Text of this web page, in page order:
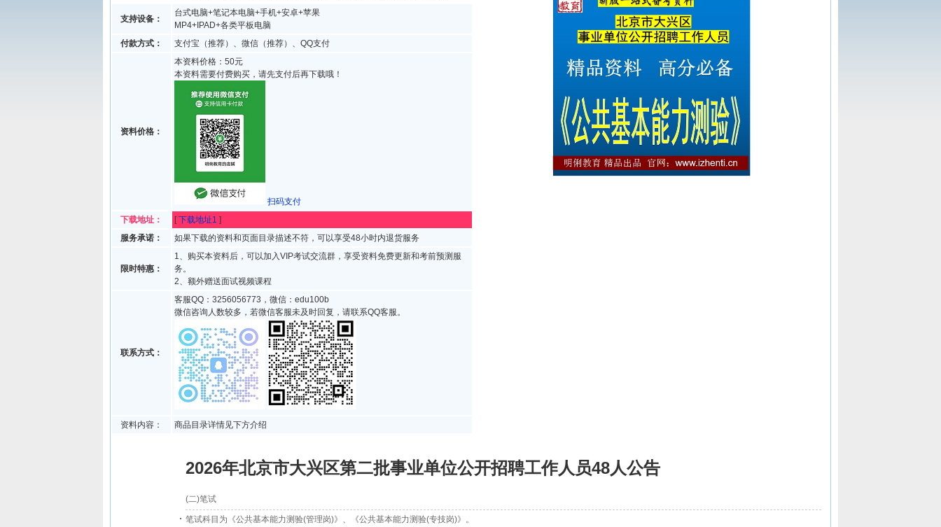
支持设备：
台式电脑+笔记本电脑+手机+安卓+苹果
MP4+IPAD+各类平板电脑
付款方式：
支付宝（推荐）、微信（推荐）、QQ支付
资料价格：
本资料价格：50元
本资料需要付费购买，请先支付后再下载哦！
扫码支付
下载地址：
[下载地址1 ]
服务承诺：
如果下载的资料和页面目录描述不符，可以享受48小时内退货服务
限时特惠：
1、购买本资料后，可以加入VIP考试交流群，享受资料免费更新和考前预测服
务。
2、额外赠送面试视频课程
联系方式：
客服QQ：3256056773，微信：edu100b
微信咨询人数较多，若微信客服未及时回复，请联系QQ客服。
资料内容： 商品目录详情见下方介绍
2026年北京市大兴区第二批事业单位公开招聘工作人员48人公告
(二)笔试
笔试科目为《公共基本能力测验(管理岗)》、《公共基本能力测验(专技岗)》。